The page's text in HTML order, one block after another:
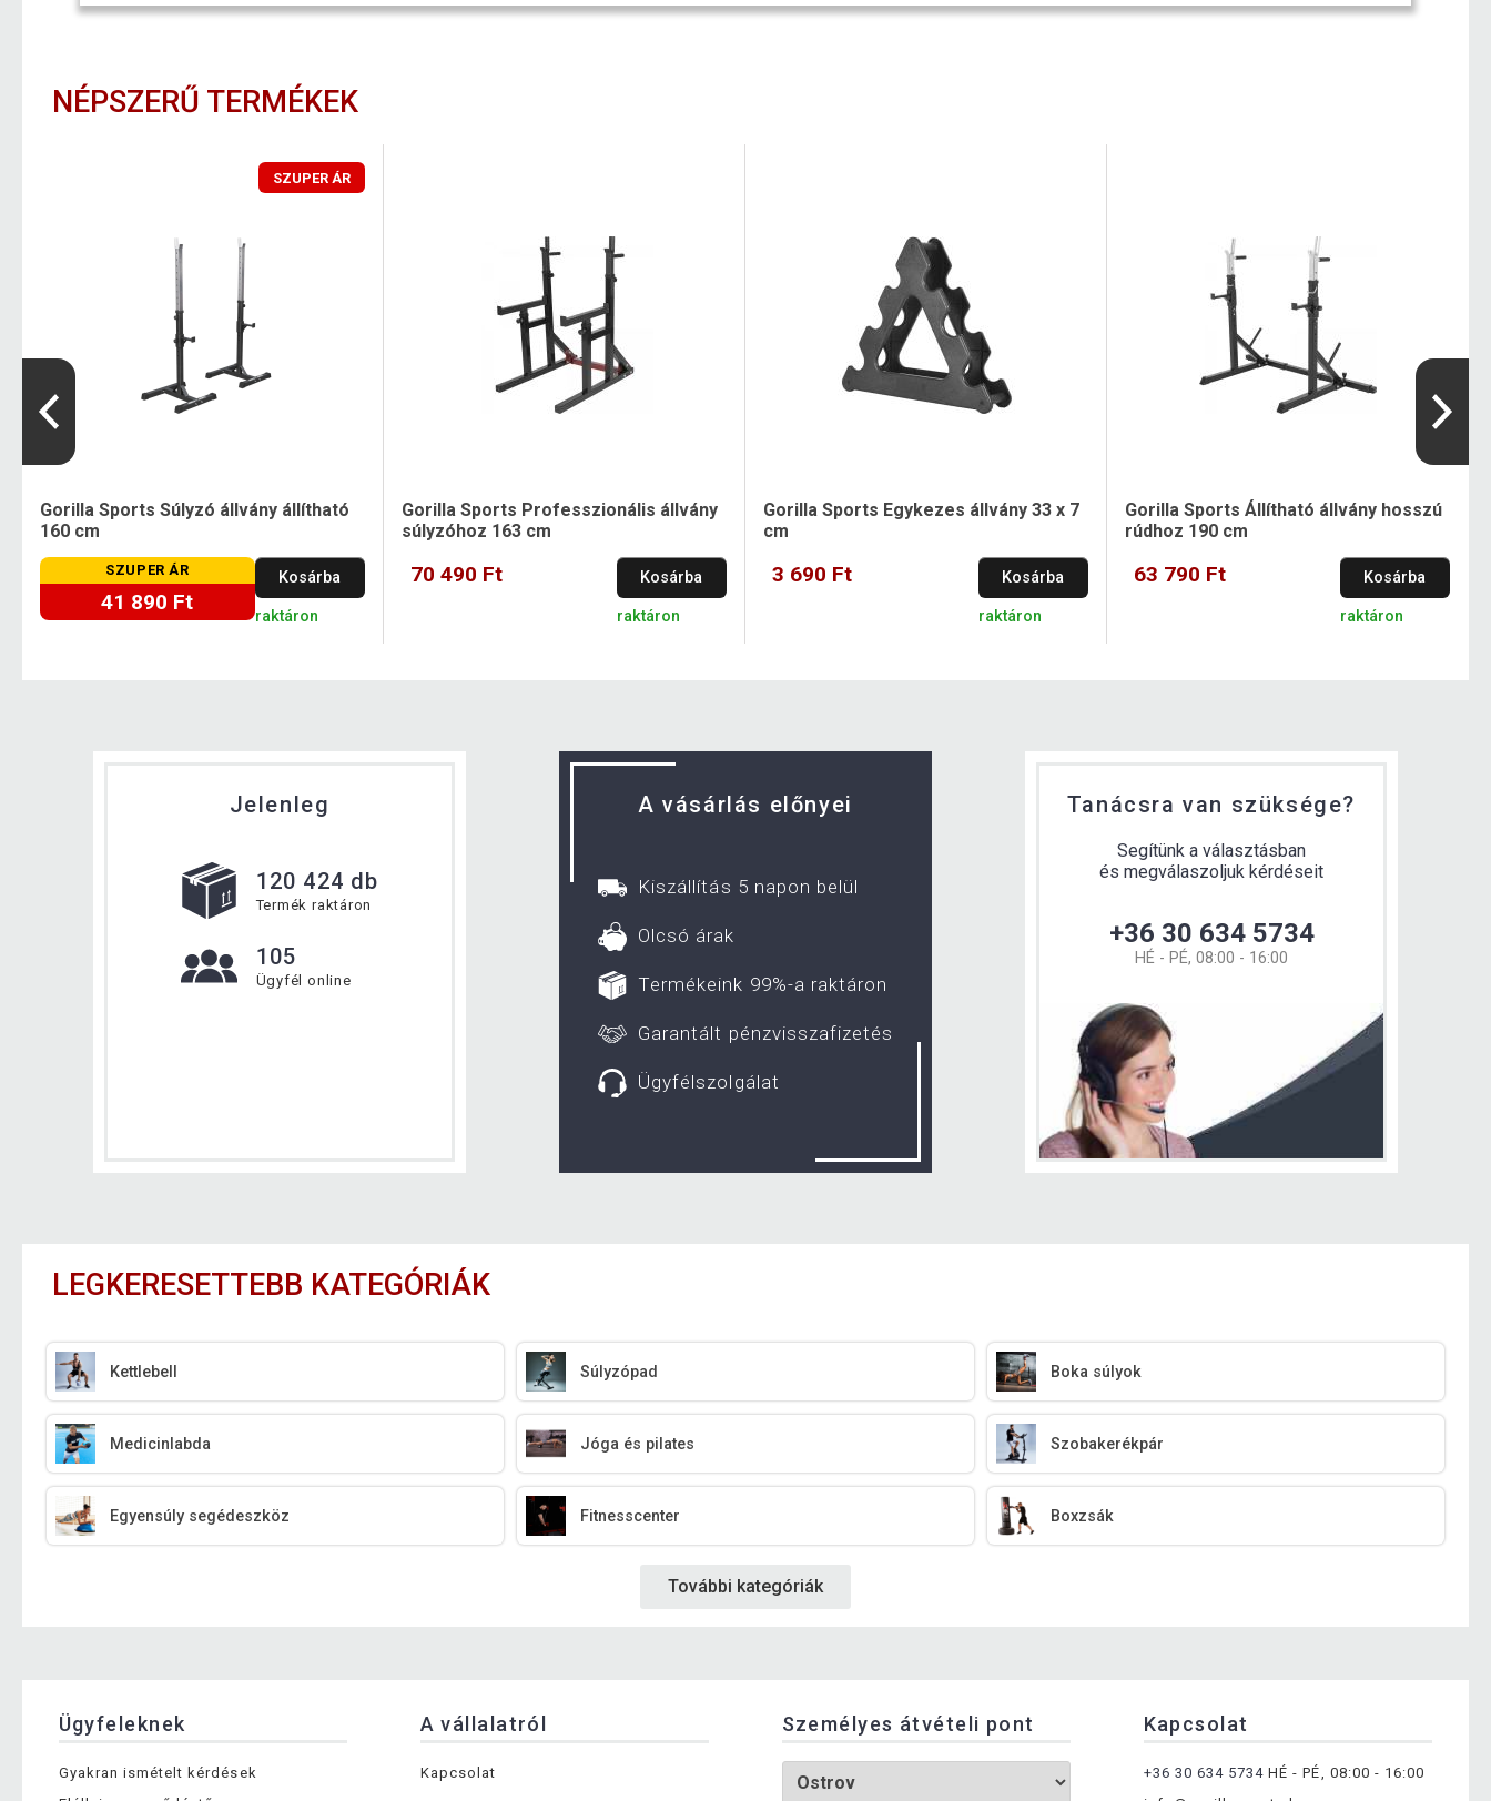
NÉPSZERŰ TERMÉKEK
SZUPER ÁR
Gorilla Sports Súlyzó állvány állítható
160 cm
SZUPER ÁR
41 890 Ft
Kosárba
raktáron
Gorilla Sports Professzionális állvány
súlyzóhoz 163 cm
70 490 Ft Kosárba
raktáron
Gorilla Sports Egykezes állvány 33 x 7
cm
3 690 Ft Kosárba
raktáron
Gorilla Sports Állítható állvány hosszú
rúdhoz 190 cm
63 790 Ft Kosárba
raktáron
Jelenleg
120 424 db
Termék raktáron
105
Ügyfél online
A vásárlás előnyei
Kiszállítás 5 napon belül
Olcsó árak
Termékeink 99%-a raktáron
Garantált pénzvisszafizetés
Ügyfélszolgálat
Tanácsra van szüksége?
Segítünk a választásban
és megválaszoljuk kérdéseit
+36 30 634 5734
HÉ - PÉ, 08:00 - 16:00
LEGKERESETTEBB KATEGÓRIÁK
Kettlebell Súlyzópad Boka súlyok
Medicinlabda Jóga és pilates Szobakerékpár
Egyensúly segédeszköz Fitnesscenter Boxzsák
További kategóriák
Ügyfeleknek
Gyakran ismételt kérdések
A vállalatról
Kapcsolat
Személyes átvételi pont Kapcsolat
+36 30 634 5734 HÉ - PÉ, 08:00 - 16:00